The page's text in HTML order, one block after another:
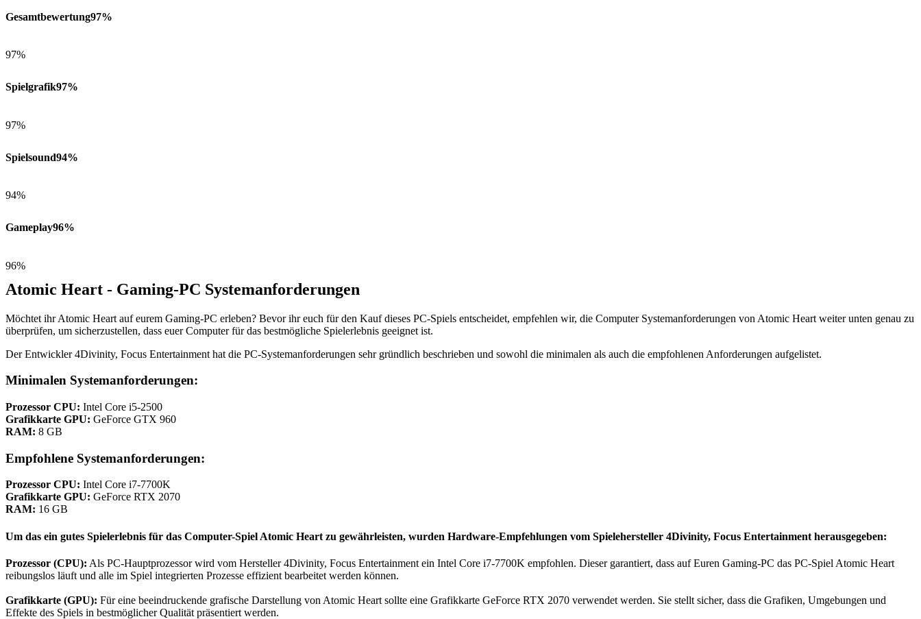
Gesamtbewertung97%
97%
Spielgrafik97%
97%
Spielsound94%
94%
Gameplay96%
96%
Atomic Heart - Gaming-PC Systemanforderungen
Möchtet ihr Atomic Heart auf eurem Gaming-PC erleben? Bevor ihr euch für den Kauf dieses PC-Spiels entscheidet, empfehlen wir, die Computer Systemanforderungen von Atomic Heart weiter unten genau zu
überprüfen, um sicherzustellen, dass euer Computer für das bestmögliche Spielerlebnis geeignet ist.
Der Entwickler 4Divinity, Focus Entertainment hat die PC-Systemanforderungen sehr gründlich beschrieben und sowohl die minimalen als auch die empfohlenen Anforderungen aufgelistet.
Minimalen Systemanforderungen:
Prozessor CPU: Intel Core i5-2500
Grafikkarte GPU: GeForce GTX 960
RAM: 8 GB
Empfohlene Systemanforderungen:
Prozessor CPU: Intel Core i7-7700K
Grafikkarte GPU: GeForce RTX 2070
RAM: 16 GB
Um das ein gutes Spielerlebnis für das Computer-Spiel Atomic Heart zu gewährleisten, wurden Hardware-Empfehlungen vom Spielehersteller 4Divinity, Focus Entertainment herausgegeben:
Prozessor (CPU): Als PC-Hauptprozessor wird vom Hersteller 4Divinity, Focus Entertainment ein Intel Core i7-7700K empfohlen. Dieser garantiert, dass auf Euren Gaming-PC das PC-Spiel Atomic Heart
reibungslos läuft und alle im Spiel integrierten Prozesse effizient bearbeitet werden können.
Grafikkarte (GPU): Für eine beeindruckende grafische Darstellung von Atomic Heart sollte eine Grafikkarte GeForce RTX 2070 verwendet werden. Sie stellt sicher, dass die Grafiken, Umgebungen und
Effekte des Spiels in bestmöglicher Qualität präsentiert werden.